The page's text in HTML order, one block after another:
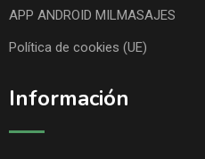
APP ANDROID MILMASAJES
Política de cookies (UE)
Información